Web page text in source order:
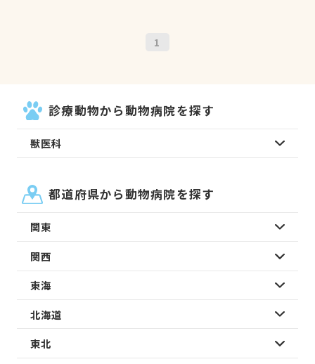
1
診療動物から動物病院を探す
獣医科
都道府県から動物病院を探す
関東
関西
東海
北海道
東北